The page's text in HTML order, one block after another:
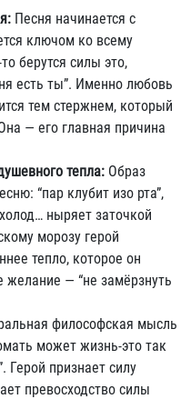
Песня начинается с
ключом ко всему
берутся силы это,
есть ты”. Именно любовь
тем стержнем, который
— его главная причина
тепла: Образ
“пар клубит изо рта”,
ныряет заточкой
морозу герой
тепло, которое он
желание — “не замёрзнуть
философская мысль
может жизнь-это так
Герой признает силу
превосходство силы